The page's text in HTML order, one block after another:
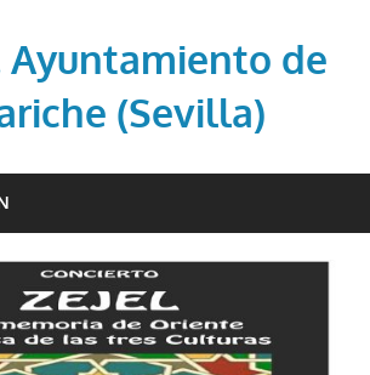
Ayuntamiento de
(Sevilla)